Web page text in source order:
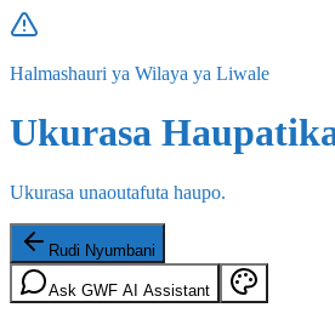
Halmashauri ya Wilaya ya Liwale
Ukurasa
Ukurasa unaoutafuta haupo.
Rudi Nyumbani
Ask GWF AI Assistant